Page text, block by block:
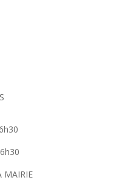
MAIRIE